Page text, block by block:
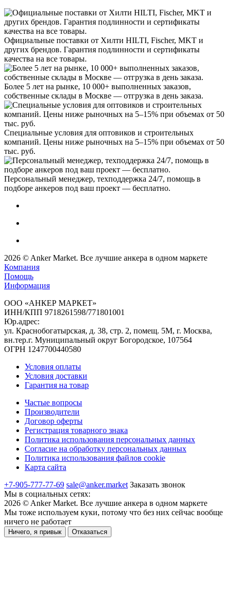
Официальные поставки от Хилти HILTI, Fischer, MKT и
других брендов. Гарантия подлинности и сертификаты
качества на все товары.
Более 5 лет на рынке, 10 000+ выполненных заказов,
собственные склады в Москве — отгрузка в день заказа.
Специальные условия для оптовиков и строительных
компаний. Цены ниже рыночных на 5–15% при объемах от 50
тыс. руб.
Персональный менеджер, техподдержка 24/7, помощь в
подборе анкеров под ваш проект — бесплатно.
2026 © Anker Market. Все лучшие анкера в одном маркете
Компания
Помощь
Информация
ООО «АНКЕР МАРКЕТ»
ИНН/КПП 9718261598/771801001
Юр.адрес:
ул. Краснобогатырская, д. 38, стр. 2, помещ. 5М, г. Москва,
вн.тер.г. Муниципальный округ Богородское, 107564
ОГРН 1247700440580
Условия оплаты
Условия доставки
Гарантия на товар
Частые вопросы
Производители
Договор оферты
Регистрация товарного знака
Политика использования персональных данных
Согласие на обработку персональных данных
Политика использования файлов cookie
Карта сайта
+7-905-777-77-69 sale@anker.market Заказать звонок
Мы в социальных сетях:
2026 © Anker Market. Все лучшие анкера в одном маркете
Мы тоже используем куки, потому что без них сейчас вообще
ничего не работает
Ничего, я привык Отказаться